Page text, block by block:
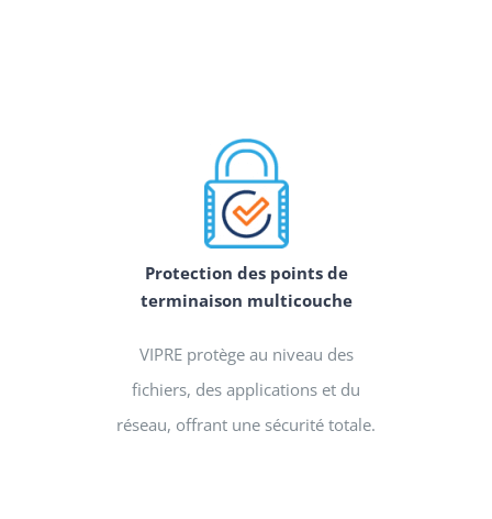
Protection des points de
terminaison multicouche
VIPRE protège au niveau des
fichiers, des applications et du
réseau, offrant une sécurité totale.